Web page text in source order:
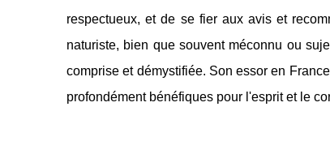
respectueux, et de se fier aux avis et
naturiste, bien que souvent méconnu ou
comprise et démystifiée. Son essor en
profondément bénéfiques pour l'esprit et le